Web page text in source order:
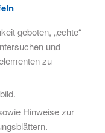
geboten, „echte“
und
zu
Hinweise zur